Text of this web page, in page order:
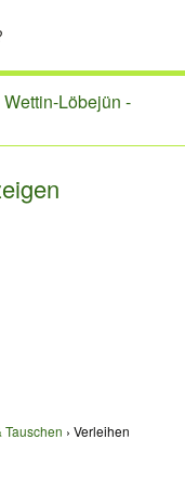
Löbejün -
Tauschen Verleihen